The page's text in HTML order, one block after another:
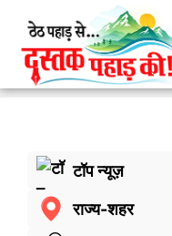
टॉप न्यूज़
राज्य-शहर